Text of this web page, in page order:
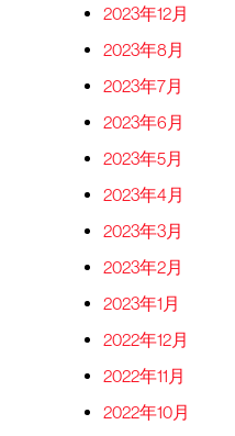
2023年12月
2023年8月
2023年7月
2023年6月
2023年5月
2023年4月
2023年3月
2023年2月
2023年1月
2022年12月
2022年11月
2022年10月